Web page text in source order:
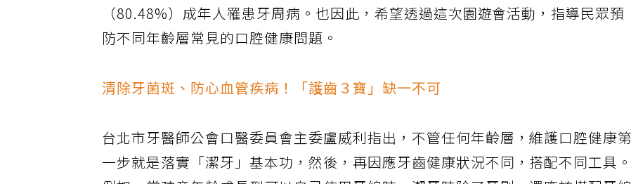
（80.48%）成年人罹患牙周病。也因此，希望透過這次園遊會活動，指導民眾預
防不同年齡層常見的口腔健康問題。
清除牙菌斑、防心血管疾病！「護齒３寶」缺一不可
台北市牙醫師公會口醫委員會主委盧威利指出，不管任何年齡層，維護口腔健康第
一步就是落實「潔牙」基本功，然後，再因應牙齒健康狀況不同，搭配不同工具。